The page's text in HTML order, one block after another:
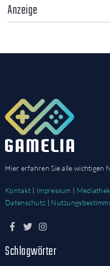
Anzeige
Hier erfahren Sie alle wichtigen
Kontakt | Impressum | Mediathek
Datenschutz |
Schlagwörter